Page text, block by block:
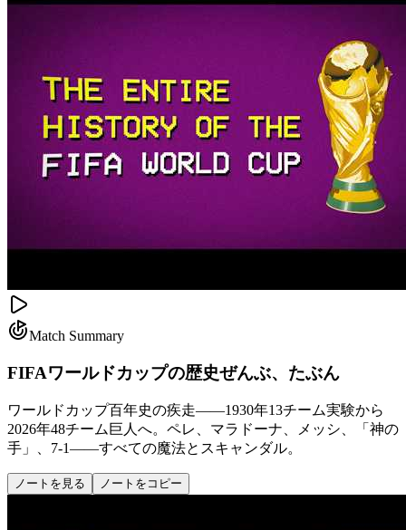
Match Summary
FIFAワールドカップの歴史ぜんぶ、たぶん
ワールドカップ百年史の疾走——1930年13チーム実験から
2026年48チーム巨人へ。ペレ、マラドーナ、メッシ、「神の
手」、7-1——すべての魔法とスキャンダル。
ノートを見る ノートをコピー